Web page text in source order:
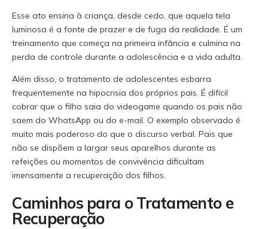
Esse ato ensina à criança, desde cedo, que aquela tela
luminosa é a fonte de prazer e de fuga da realidade. É um
treinamento que começa na primeira infância e culmina na
perda de controle durante a adolescência e a vida adulta.
Além disso, o tratamento de adolescentes esbarra
frequentemente na hipocrisia dos próprios pais. É difícil
cobrar que o filho saia do videogame quando os pais não
saem do WhatsApp ou do e-mail. O exemplo observado é
muito mais poderoso do que o discurso verbal. Pais que
não se dispõem a largar seus aparelhos durante as
refeições ou momentos de convivência dificultam
imensamente a recuperação dos filhos.
Caminhos para o Tratamento e
Recuperação